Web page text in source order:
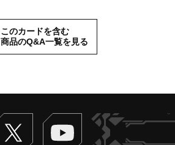
このカードを含む
商品のQ&A一覧を見る
Twitter ヴァンガードch